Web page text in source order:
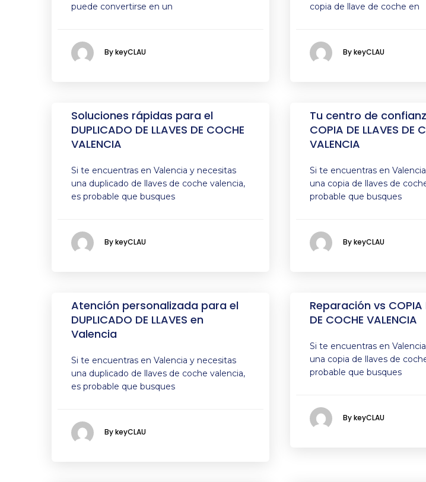
puede convertirse en un
By keyCLAU
copia de llave de coche en
By keyCLAU
Soluciones rápidas para el
DUPLICADO DE LLAVES DE COCHE
VALENCIA
Si te encuentras en Valencia y necesitas
una duplicado de llaves de coche valencia,
es probable que busques
By keyCLAU
Tu centro de
COPIA DE LLAVES DE
VALENCIA
Si te encuentras en
una copia de llaves de
probable que busques
By keyCLAU
Atención personalizada para el
DUPLICADO DE LLAVES en
Valencia
Si te encuentras en Valencia y necesitas
una duplicado de llaves de coche valencia,
es probable que busques
By keyCLAU
Reparación vs COPIA
DE COCHE VALENCIA
Si te encuentras en
una copia de llaves de
probable que busques
By keyCLAU